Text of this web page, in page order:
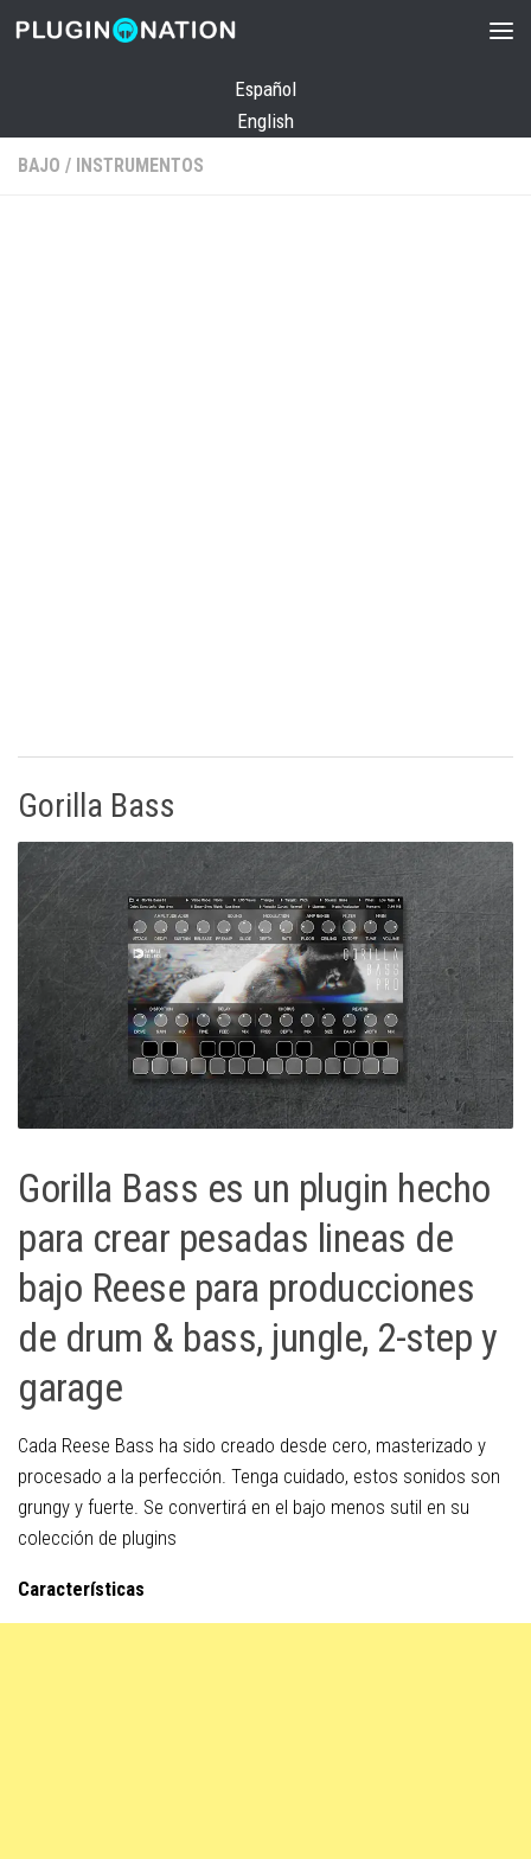
Saltar al contenido
Español
English
BAJO / INSTRUMENTOS
Gorilla Bass
Gorilla Bass es un plugin hecho
para crear pesadas lineas de
bajo Reese para producciones
de drum & bass, jungle, 2-step y
garage
Cada Reese Bass ha sido creado desde cero, masterizado y
procesado a la perfección. Tenga cuidado, estos sonidos son
grungy y fuerte. Se convertirá en el bajo menos sutil en su
colección de plugins
Características